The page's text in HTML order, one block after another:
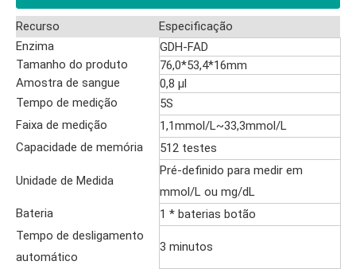
Recurso
Especificação
Enzima
GDH-FAD
Tamanho do produto
76,0*53,4*16mm
Amostra de sangue
0,8 µl
Tempo de medição
5S
Faixa de medição
1,1mmol/L~33,3mmol/L
Capacidade de memória
512 testes
Unidade de Medida
Pré-definido para medir em
mmol/L ou mg/dL
Bateria
1 * baterias botão
Tempo de desligamento
automático
3 minutos